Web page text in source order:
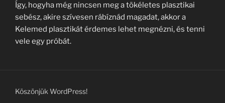
Így, hogyha még nincsen meg a tökéletes plasztikai
sebész, akire szívesen rábíznád magadat, akkor a
Kelemed plasztikát érdemes lehet megnézni, és tenni
vele egy próbát.
Köszönjük WordPress!